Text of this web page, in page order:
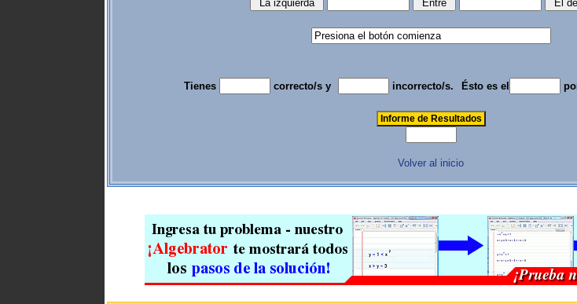
Tienes correcto/s y incorrecto/s. Ésto es el
Volver al inicio